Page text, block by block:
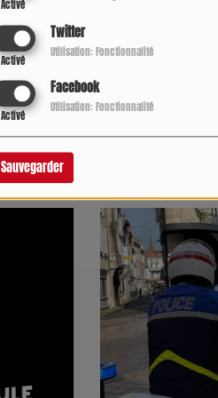
Activé
Twitter
Activé
Utilisation: Fonctionnalité
Facebook
Activé
Utilisation: Fonctionnalité
Sauvegarder